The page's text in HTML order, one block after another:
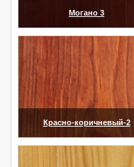
Могано 3
Красно-коричневый-2